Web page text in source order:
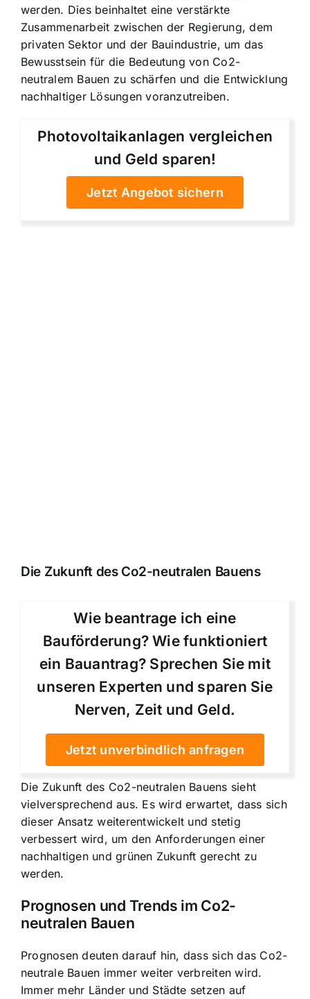
werden. Dies beinhaltet eine verstärkte
Zusammenarbeit zwischen der Regierung, dem
privaten Sektor und der Bauindustrie, um das
Bewusstsein für die Bedeutung von Co2-
neutralem Bauen zu schärfen und die Entwicklung
nachhaltiger Lösungen voranzutreiben.
Photovoltaikanlagen vergleichen
und Geld sparen!
Jetzt Angebot sichern
Die Zukunft des Co2-neutralen Bauens
Wie beantrage ich eine
Bauförderung? Wie funktioniert
ein Bauantrag? Sprechen Sie mit
unseren Experten und sparen Sie
Nerven, Zeit und Geld.
Jetzt unverbindlich anfragen
Die Zukunft des Co2-neutralen Bauens sieht
vielversprechend aus. Es wird erwartet, dass sich
dieser Ansatz weiterentwickelt und stetig
verbessert wird, um den Anforderungen einer
nachhaltigen und grünen Zukunft gerecht zu
werden.
Prognosen und Trends im Co2-
neutralen Bauen
Prognosen deuten darauf hin, dass sich das Co2-
neutrale Bauen immer weiter verbreiten wird.
Immer mehr Länder und Städte setzen auf